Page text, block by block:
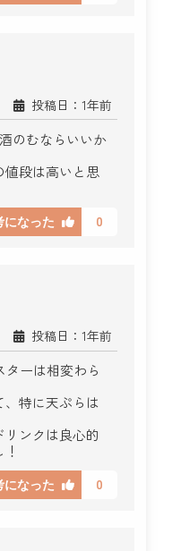
投稿日：1年前
のむならいいか
値段は高いと思
になった 0
投稿日：1年前
ーは相変わら
特に天ぷらは
ンクは良心的
になった 0